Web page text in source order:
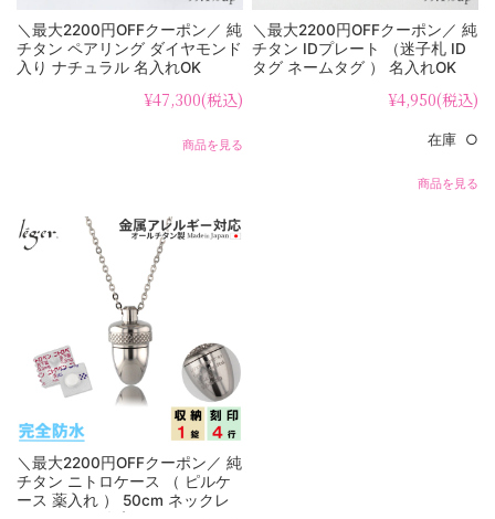
＼最大2200円OFFクーポン／ 純
チタン ペアリング ダイヤモンド
入り ナチュラル 名入れOK
¥47,300(税込)
商品を見る
＼最大2200円OFFクーポン／ 純
チタン IDプレート （迷子札 ID
タグ ネームタグ ） 名入れOK
¥4,950(税込)
在庫 ○
商品を見る
＼最大2200円OFFクーポン／ 純
チタン ニトロケース （ ピルケ
ース 薬入れ ） 50cm ネックレ